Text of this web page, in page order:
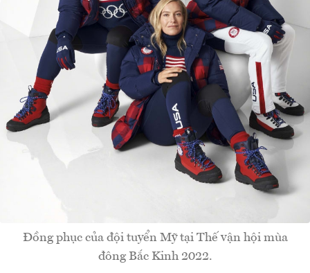
Đồng phục của đội tuyển Mỹ tại Thế vận hội mùa
đông Bắc Kinh 2022.